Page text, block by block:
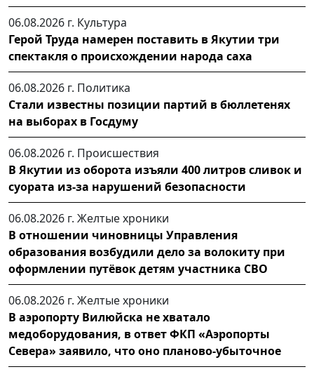
06.08.2026 г. Культура
Герой Труда намерен поставить в Якутии три
спектакля о происхождении народа саха
06.08.2026 г. Политика
Стали известны позиции партий в бюллетенях
на выборах в Госдуму
06.08.2026 г. Происшествия
В Якутии из оборота изъяли 400 литров сливок и
суората из-за нарушений безопасности
06.08.2026 г. Желтые хроники
В отношении чиновницы Управления
образования возбудили дело за волокиту при
оформлении путёвок детям участника СВО
06.08.2026 г. Желтые хроники
В аэропорту Вилюйска не хватало
медоборудования, в ответ ФКП «Аэропорты
Севера» заявило, что оно планово-убыточное